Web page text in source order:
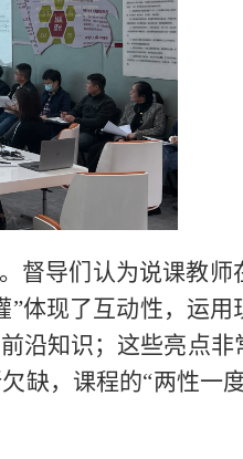
督导们认为说课教
体现了互动性，运
沿知识；这些亮点
缺，课程的“两性一